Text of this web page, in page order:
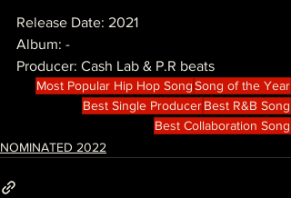
Release Date: 2021
Album: -
Producer: Cash Lab & P.R beats
Most Popular Hip Hop SongSong of the Year
Best Single ProducerBest R&B Song
Best Collaboration Song
NOMINATED 2022